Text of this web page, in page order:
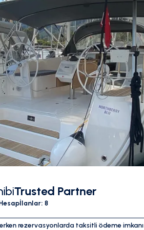
Trusted Partner
İlanlar: 8
rezervasyonlarda taksitli ödeme imkanı